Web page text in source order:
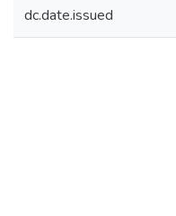
dc.date.issued